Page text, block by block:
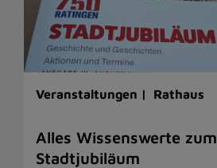
Veranstaltungen | Rathaus
Alles Wissenswerte zum
Stadtjubiläum